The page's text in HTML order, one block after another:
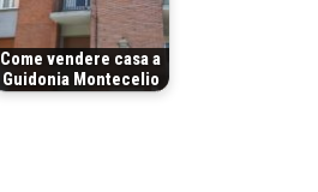
Come vendere casa a
Guidonia Montecelio